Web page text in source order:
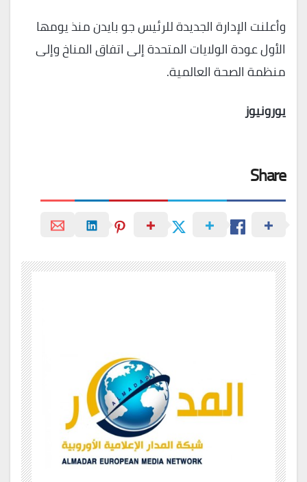
وأعلنت الإدارة الجديدة للرئيس جو بايدن منذ يومها
الأول عودة الولايات المتحدة إلى اتفاق المناخ وإلى
منظمة الصحة العالمية.
يورونيوز
Share